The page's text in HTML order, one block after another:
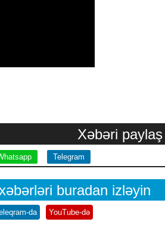
Xəbəri paylaş
Telegram
buradan izləyin
da YouTube-də